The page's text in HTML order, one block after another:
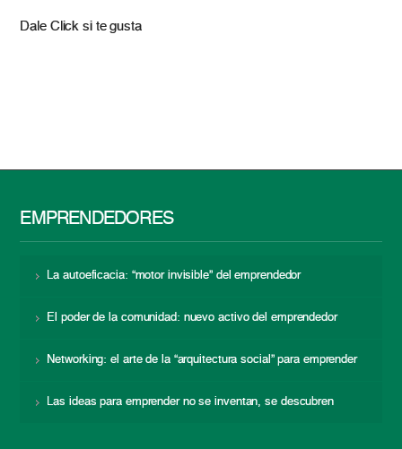
Dale Click si te gusta
EMPRENDEDORES
La autoeficacia: “motor invisible” del emprendedor
El poder de la comunidad: nuevo activo del emprendedor
Networking: el arte de la “arquitectura social” para emprender
Las ideas para emprender no se inventan, se descubren